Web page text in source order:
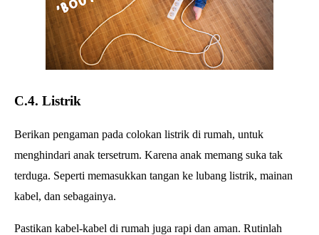
C.4. Listrik
Berikan pengaman pada colokan listrik di rumah, untuk
menghindari anak tersetrum. Karena anak memang suka tak
terduga. Seperti memasukkan tangan ke lubang listrik, mainan
kabel, dan sebagainya.
Pastikan kabel-kabel di rumah juga rapi dan aman. Rutinlah